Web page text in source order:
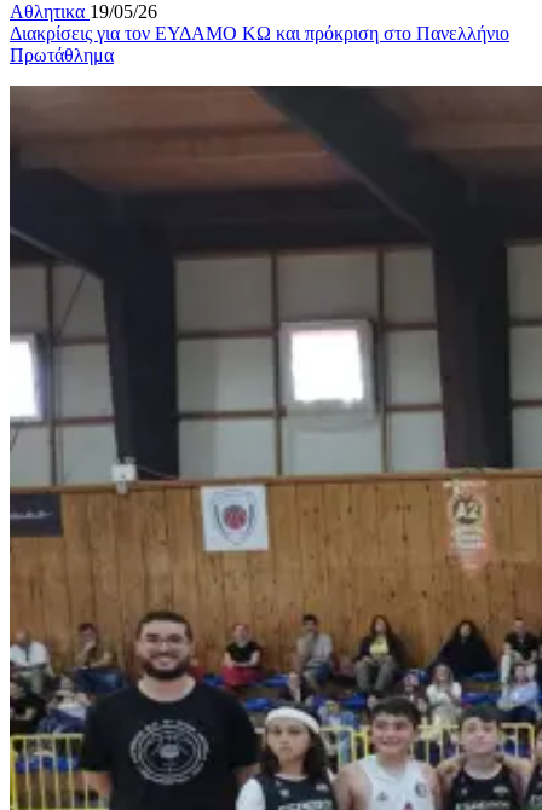
Αθλητικα 19/05/26
Διακρίσεις για τον ΕΥΔΑΜΟ ΚΩ και πρόκριση στο Πανελλήνιο
Πρωτάθλημα